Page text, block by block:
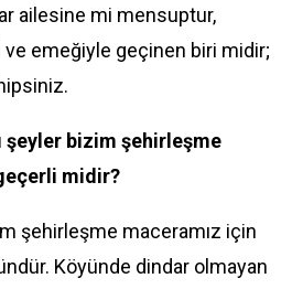
ailesine mi mensuptur,
ve emeğiyle geçinen biri midir;
şeyler bizim şehirleşme
midir?
şehirleşme maceramız için
Köyünde dindar olmayan